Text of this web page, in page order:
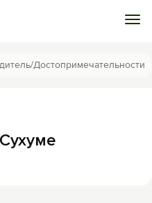
/Достопримечательности